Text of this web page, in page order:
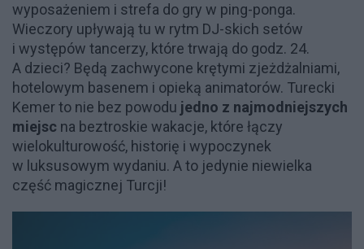
wyposażeniem i strefa do gry w ping-ponga.
Wieczory upływają tu w rytm DJ-skich setów
i występów tancerzy, które trwają do godz. 24.
A dzieci? Będą zachwycone krętymi zjeżdżalniami,
hotelowym basenem i opieką animatorów. Turecki
Kemer to nie bez powodu jedno z najmodniejszych
miejsc na beztroskie wakacje, które łączy
wielokulturowość, historię i wypoczynek
w luksusowym wydaniu. A to jedynie niewielka
część magicznej Turcji!